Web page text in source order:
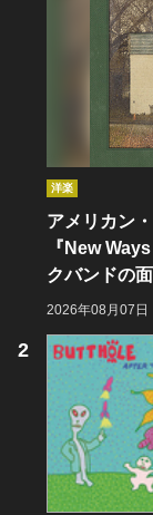
洋楽
アメリカン
『New
クバンドの
2026年08月07日